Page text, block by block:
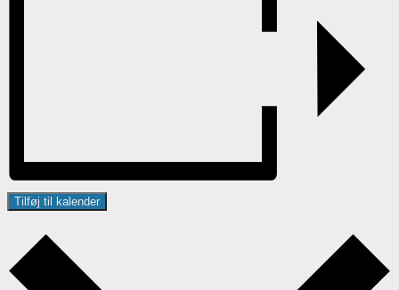
Tilføj til kalender